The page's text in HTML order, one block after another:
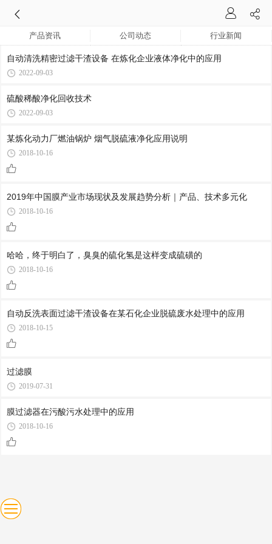
产品资讯 公司动态 行业新闻
自动清洗精密过滤干渣设备 在炼化企业液体净化中的应用
2022-09-03
硫酸稀酸净化回收技术
2022-09-03
某炼化动力厂燃油锅炉 烟气脱硫液净化应用说明
2018-10-16
2019年中国膜产业市场现状及发展趋势分析｜产品、技术多元化
2018-10-16
哈哈，终于明白了，臭臭的硫化氢是这样变成硫磺的
2018-10-16
自动反洗表面过滤干渣设备在某石化企业脱硫废水处理中的应用
2018-10-15
过滤膜
2019-07-31
膜过滤器在污酸污水处理中的应用
2018-10-16